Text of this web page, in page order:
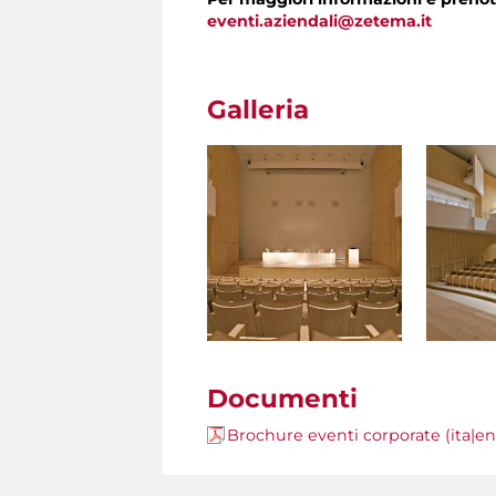
eventi.aziendali@zetema.it
Galleria
Documenti
Brochure eventi corporate